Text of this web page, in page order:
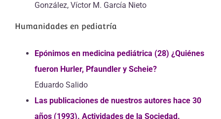
González, Víctor M. García Nieto
Humanidades en pediatría
Epónimos en medicina pediátrica (28) ¿Quiénes
fueron Hurler, Pfaundler y Scheie?
Eduardo Salido
Las publicaciones de nuestros autores hace 30
años (1993). Actividades de la Sociedad.